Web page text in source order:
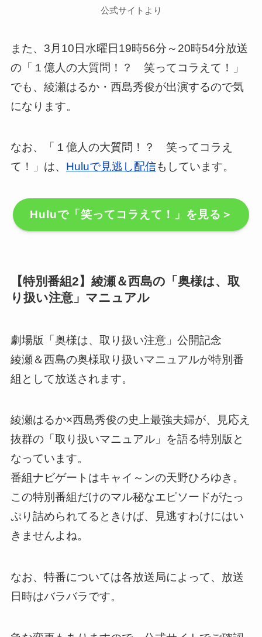
公式サイトより
また、3月10日水曜日19時56分～20時54分放送
の「１億人の大質問！？ 笑ってコラえて！」
でも、綾瀬はるか・西島秀俊が出演するので気
になります。
なお、「１億人の大質問！？ 笑ってコラえ
て！」は、 Huluで見逃し配信もしています。
Huluで「笑ってコラえて！」を見る＞
【特別番組2】綾瀬＆西島の「奥様は、取
り扱い注意」マニュアル
劇場版「奥様は、取り扱い注意」公開記念
綾瀬＆西島の奥様取り扱いマニュアルが特別番
組として放送されます。
綾瀬はるか×西島秀俊の史上最強夫婦が、見応え
抜群の「取り扱いマニュアル」を語る特別版と
なっています。
番組ナビゲートはキャイ～ンの天野ひろゆき。
この特別番組だけのマル秘なエピソードがたっ
ぷり詰められてるときけば、見逃すわけにはい
きませんよね。
なお、特番については各放送局によって、放送
日時はバラバラです。